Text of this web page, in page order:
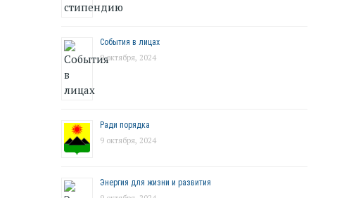
События в лицах
9 октября, 2024
Ради порядка
9 октября, 2024
Энергия для жизни и развития